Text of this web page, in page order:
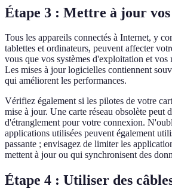
Étape 3 : Mettre à jour
Tous les appareils connectés à Internet, y
tablettes et ordinateurs, peuvent affecter
vous que vos systèmes d'exploitation et vos
Les mises à jour logicielles contiennent
qui améliorent les performances.
Vérifiez également si les pilotes de votre
mise à jour. Une carte réseau obsolète peut
d'étranglement pour votre connexion.
applications utilisées peuvent également
passante ; envisagez de limiter les
mettent à jour ou qui synchronisent des
Étape 4 : Utiliser des